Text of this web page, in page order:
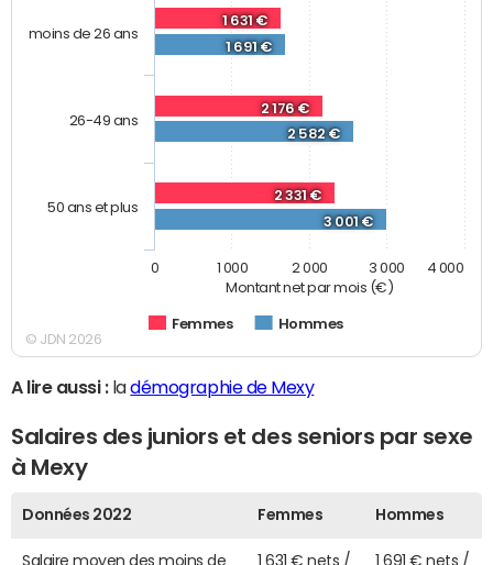
Montant net par mois (€)
1 631 €
2 176 €
2 331 €
1 691 €
2 582 €
3 001 €
Femmes Hommes
moins de 26 ans
26-49 ans
50 ans et plus
0 1 000 2 000 3 000 4 000
© JDN 2026
A lire aussi :ladémographie de Mexy
Salaires des juniors et des seniors par sexe
à Mexy
Données 2022 Femmes Hommes
Salaire moyen des moins de
1 631 € nets /
1 691 € nets /